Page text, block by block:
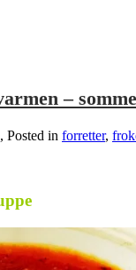
–
, Posted in forretter,